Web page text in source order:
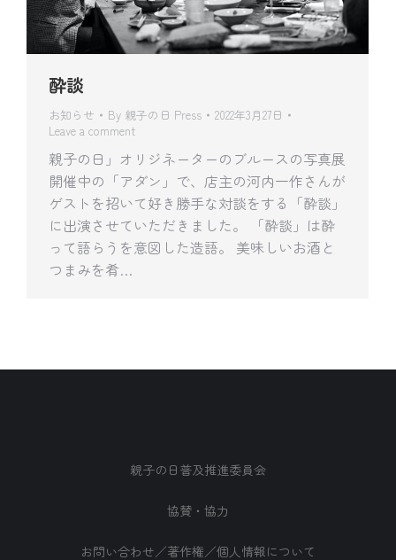
酔談
お知らせ By 親子の日 Press
2022年3月27日
Leave a comment
親子の日」オリジネーターのブルースの写真展
開催中の「アダン」で、店主の河内一作さんが
ゲストを招いて好き勝手な対談をする「酔談」
に出演させていただきました。 「酔談」は酔
って語らうを意図した造語。 美味しいお酒と
つまみを肴…
親子の日普及推進委員会
協賛・協力
お問い合わせ／著作権／個人情報について